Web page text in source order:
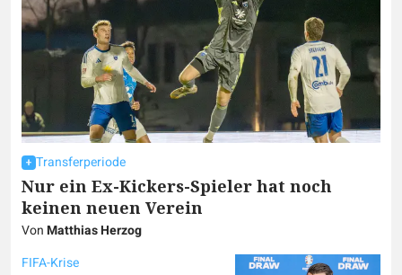
Transferperiode
Nur ein Ex-Kickers-Spieler hat noch
keinen neuen Verein
VonMatthias Herzog
FIFA-Krise